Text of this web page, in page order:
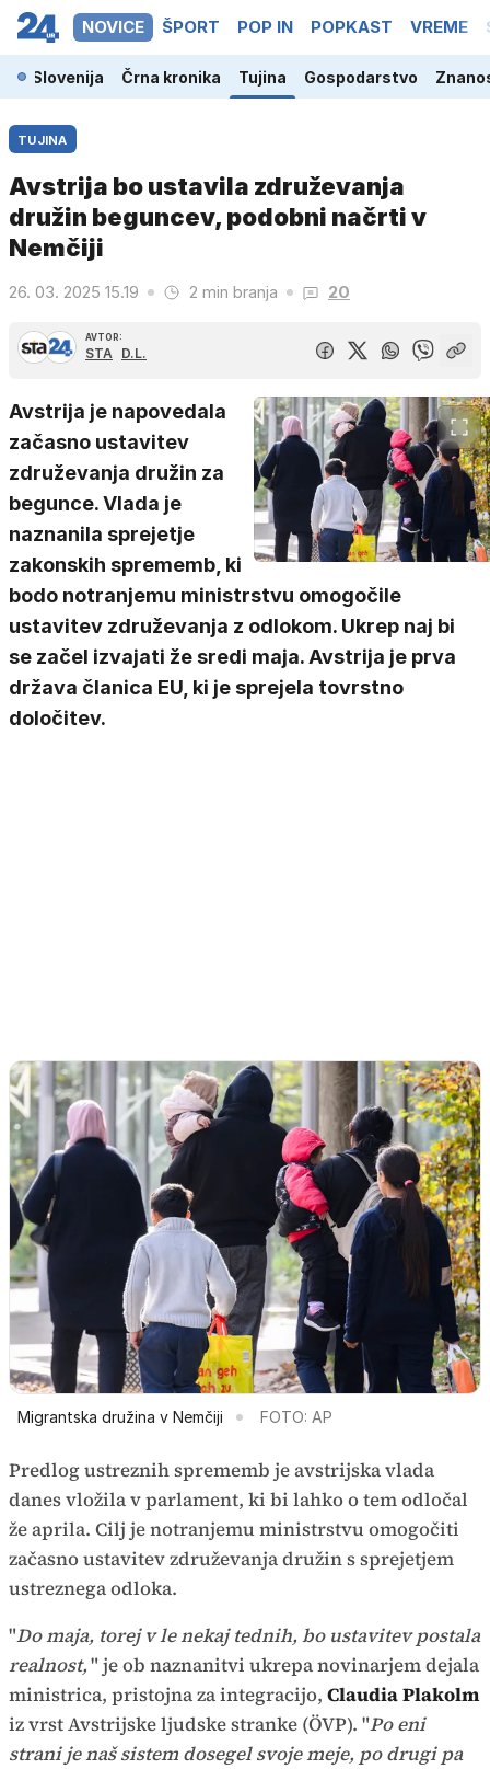
NOVICE ŠPORT POP IN POPKAST VREME
Slovenija Črna kronika Tujina Gospodarstvo
TUJINA
Avstrija bo ustavila združevanja
družin beguncev, podobni načrti v
Nemčiji
26. 03. 2025 15.19 2 min branja 20
AVTOR:
STA D.L.
Avstrija je napovedala
začasno ustavitev
združevanja družin za
begunce. Vlada je
naznanila sprejetje
zakonskih sprememb, ki
bodo notranjemu ministrstvu omogočile
ustavitev združevanja z odlokom. Ukrep naj bi
se začel izvajati že sredi maja. Avstrija je prva
država članica EU, ki je sprejela tovrstno
določitev.
Migrantska družina v Nemčiji FOTO: AP
Predlog ustreznih sprememb je avstrijska vlada
danes vložila v parlament, ki bi lahko o tem odločal
že aprila. Cilj je notranjemu ministrstvu omogočiti
začasno ustavitev združevanja družin s sprejetjem
ustreznega odloka.
"Do maja, torej v le nekaj tednih, bo ustavitev postala
realnost," je ob naznanitvi ukrepa novinarjem dejala
ministrica, pristojna za integracijo, Claudia Plakolm
iz vrst Avstrijske ljudske stranke (ÖVP). "Po eni
strani je naš sistem dosegel svoje meje, po drugi pa